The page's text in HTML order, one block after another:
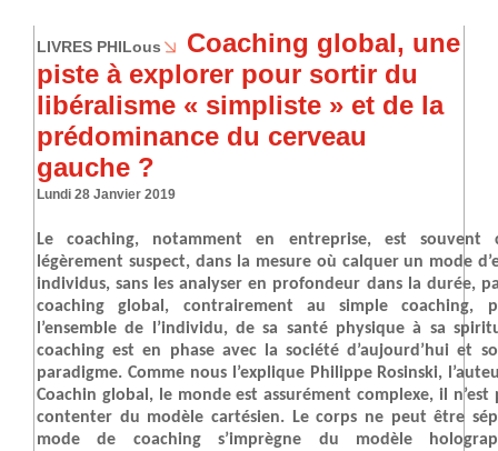
LIVRES PHILous
Coaching global, une
piste à explorer pour sortir du
libéralisme « simpliste » et de la
prédominance du cerveau
gauche ?
Lundi 28 Janvier 2019
Le coaching, notamment en entreprise, est souvent
légèrement suspect, dans la mesure où calquer un mode
individus, sans les analyser en profondeur dans la durée,
coaching global, contrairement au simple coaching,
l’ensemble de l’individu, de sa santé physique à sa
coaching est en phase avec la société d’aujourd’hui et
paradigme. Comme nous l’explique Philippe Rosinski,
Coachin global, le monde est assurément complexe, il n’est
contenter du modèle cartésien. Le corps ne peut être
mode de coaching s’imprègne du modèle